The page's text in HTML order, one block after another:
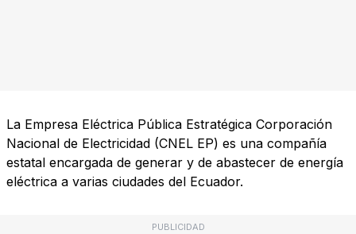
La Empresa Eléctrica Pública Estratégica Corporación
Nacional de Electricidad (CNEL EP) es una compañía
estatal encargada de generar y de abastecer de energía
eléctrica a varias ciudades del Ecuador.
PUBLICIDAD